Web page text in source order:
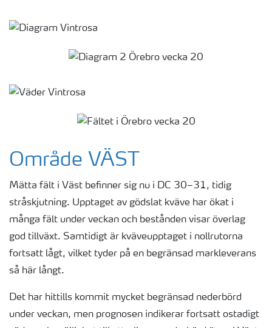
Område VÄST
Mätta fält i Väst befinner sig nu i DC 30–31, tidig
stråskjutning. Upptaget av gödslat kväve har ökat i
många fält under veckan och bestånden visar överlag
god tillväxt. Samtidigt är kväveupptaget i nollrutorna
fortsatt lågt, vilket tyder på en begränsad markleverans
så här långt.
Det har hittills kommit mycket begränsad nederbörd
under veckan, men prognosen indikerar fortsatt ostadigt